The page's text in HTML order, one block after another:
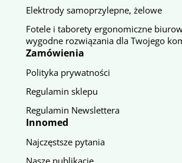
Elektrody samoprzylepne, żelowe
Fotele i taborety ergonomiczne
wygodne rozwiązania dla Twojego
Zamówienia
Polityka prywatności
Regulamin sklepu
Regulamin Newslettera
Innomed
Najczęstsze pytania
Nasze publikacje